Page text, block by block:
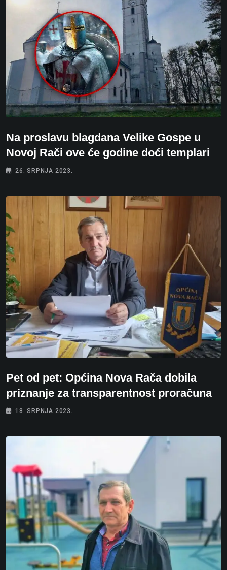
Na proslavu blagdana Velike Gospe u
Novoj Rači ove će godine doći templari
26. SRPNJA 2023.
Pet od pet: Općina Nova Rača dobila
priznanje za transparentnost proračuna
18. SRPNJA 2023.